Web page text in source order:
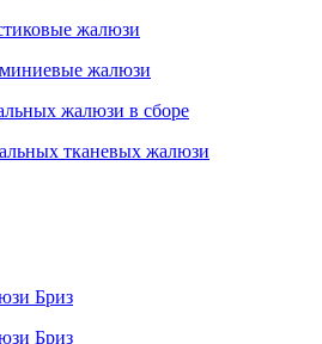
жалюзи
жалюзи
жалюзи в сборе
тканевых жалюзи
Бриз
Бриз